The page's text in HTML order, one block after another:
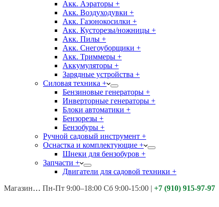
Акк. Аэраторы +
Акк. Воздуходувки +
Акк. Газонокосилки +
Акк. Кусторезы/ножницы +
Акк. Пилы +
Акк. Снегоуборщики +
Акк. Триммеры +
Аккумуляторы +
Зарядные устройства +
Силовая техника +
Бензиновые генераторы +
Инверторные генераторы +
Блоки автоматики +
Бензорезы +
Бензобуры +
Ручной садовый инструмент +
Оснастка и комплектующие +
Шнеки для бензобуров +
Запчасти +
Двигатели для садовой техники +
Магазины: Калуга ул. Московская д.113
Пн-Пт 9:00–18:00 Сб 9:00-15:00 | +7 (910) 915-97-97